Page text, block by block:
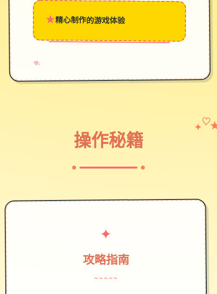
★精心制作的游戏体验
♥
✧
→
操作秘籍
✦ ♡
✦
攻略指南
~~~~~